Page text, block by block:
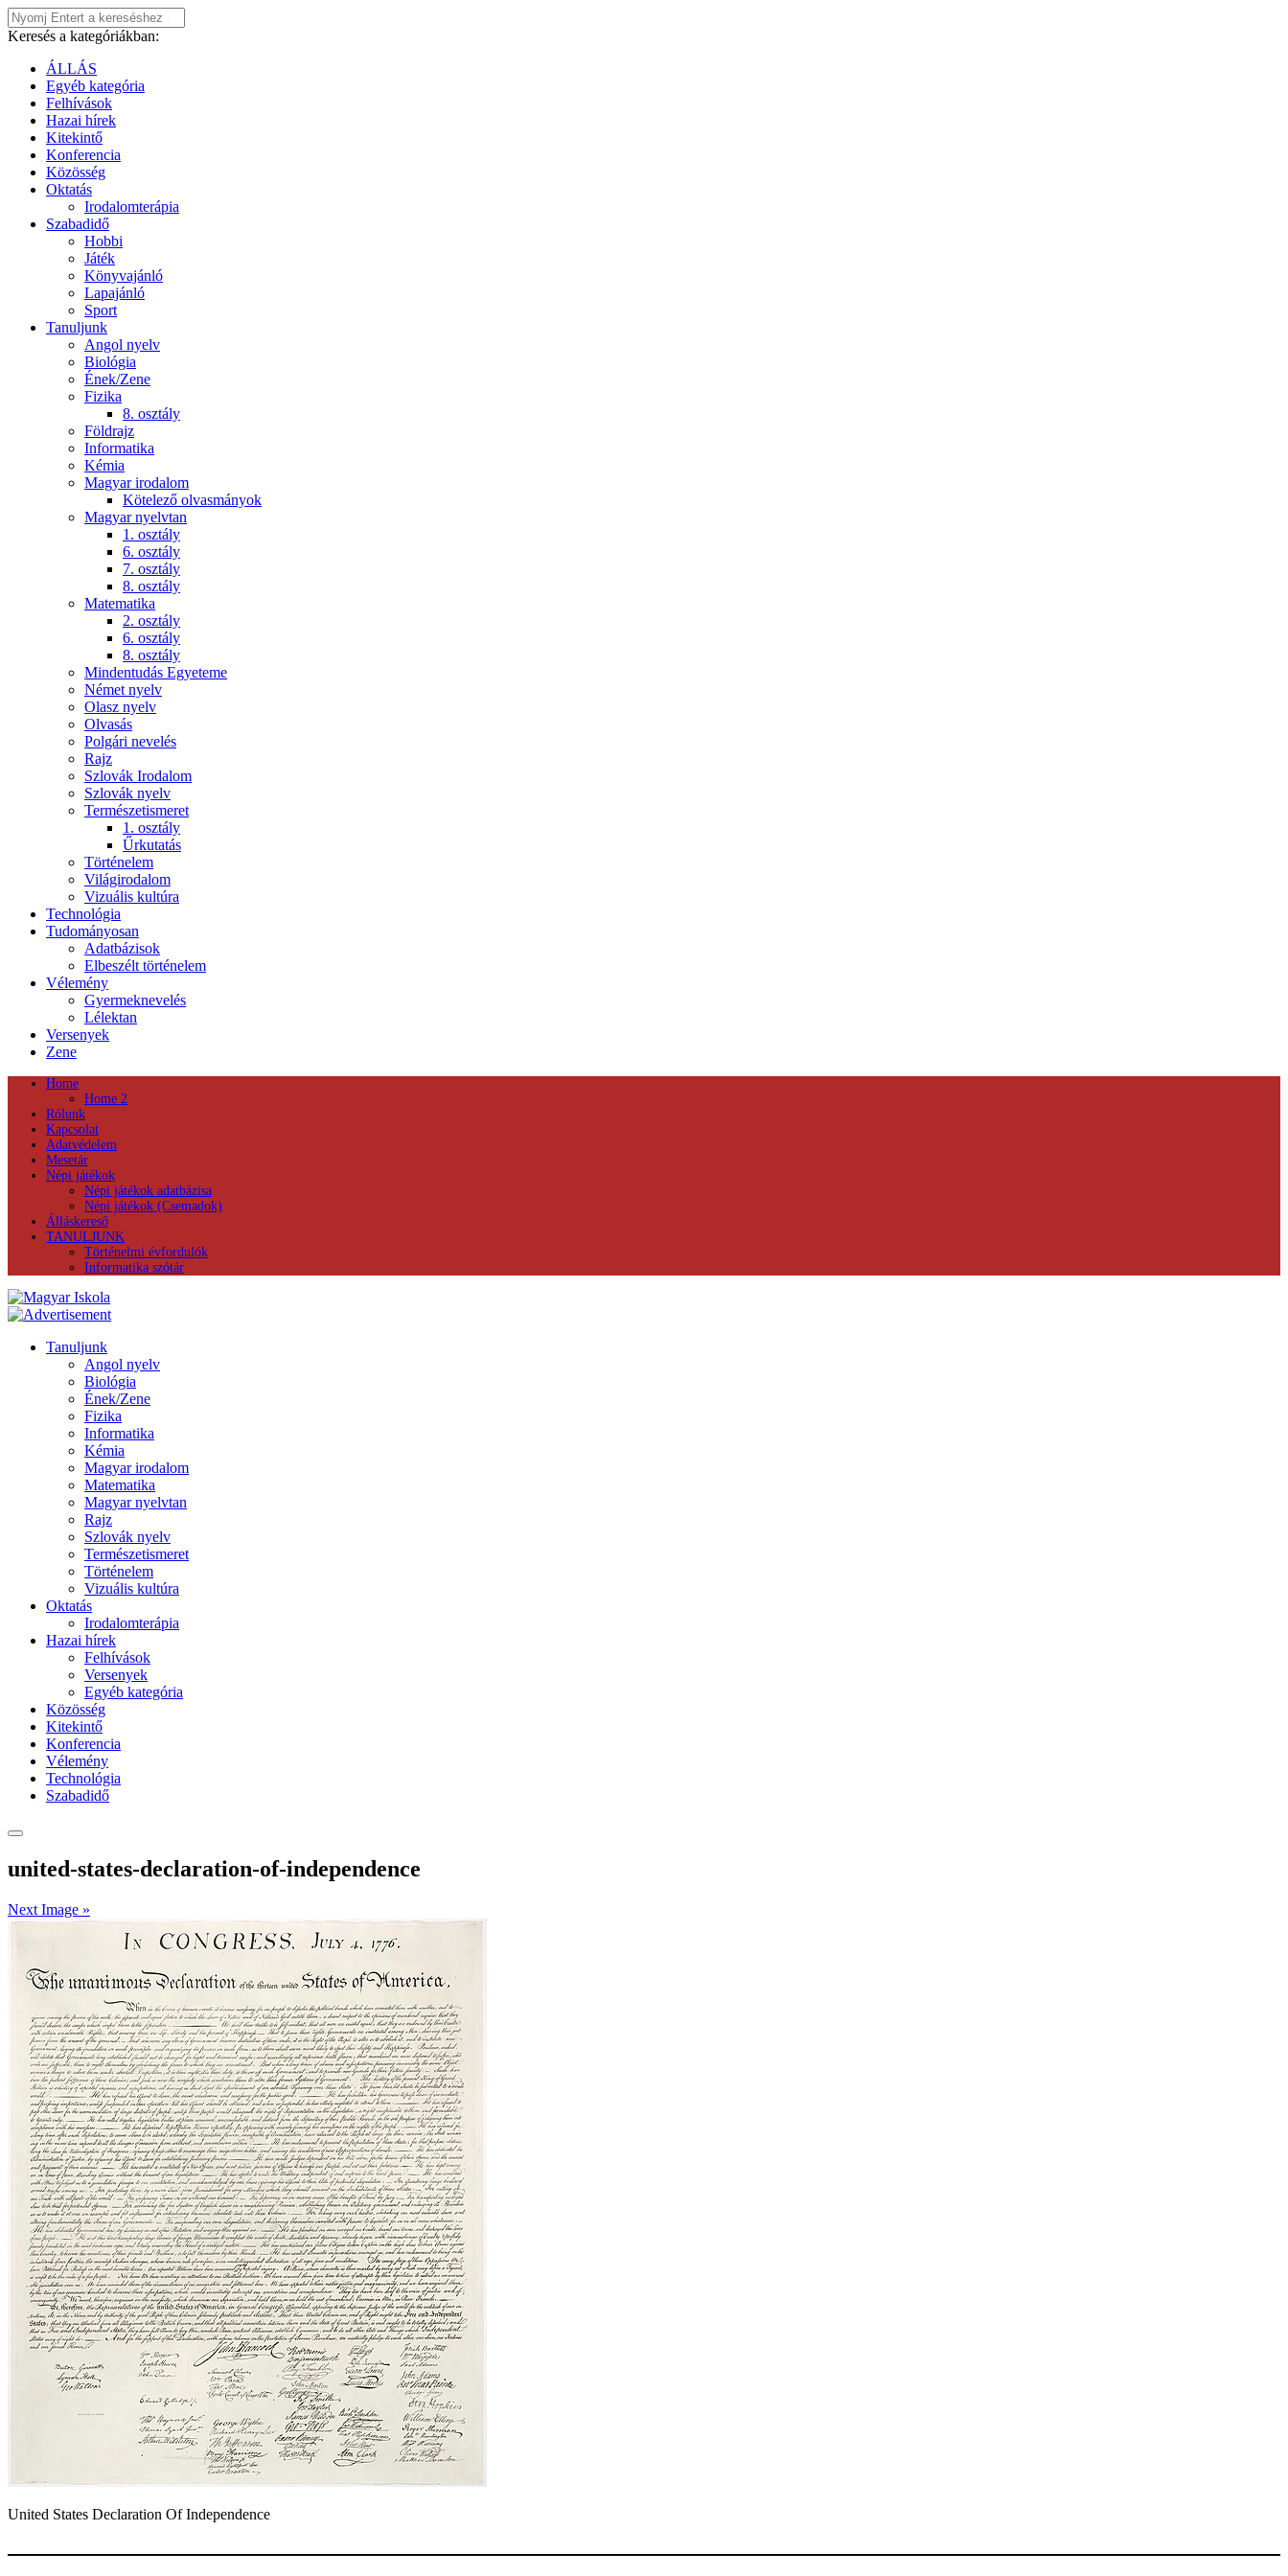
Keresés a kategóriákban:
ÁLLÁS
Egyéb kategória
Felhívások
Hazai hírek
Kitekintő
Konferencia
Közösség
Oktatás
Irodalomterápia
Szabadidő
Hobbi
Játék
Könyvajánló
Lapajánló
Sport
Tanuljunk
Angol nyelv
Biológia
Ének/Zene
Fizika
8. osztály
Földrajz
Informatika
Kémia
Magyar irodalom
Kötelező olvasmányok
Magyar nyelvtan
1. osztály
6. osztály
7. osztály
8. osztály
Matematika
2. osztály
6. osztály
8. osztály
Mindentudás Egyeteme
Német nyelv
Olasz nyelv
Olvasás
Polgári nevelés
Rajz
Szlovák Irodalom
Szlovák nyelv
Természetismeret
1. osztály
Űrkutatás
Történelem
Világirodalom
Vizuális kultúra
Technológia
Tudományosan
Adatbázisok
Elbeszélt történelem
Vélemény
Gyermeknevelés
Lélektan
Versenyek
Zene
Home
Home 2
Rólunk
Kapcsolat
Adatvédelem
Mesetár
Népi játékok
Népi játékok adatbázisa
Népi játékok (Csemadok)
Álláskereső
TANULJUNK
Történelmi évfordulók
Informatika szótár
Tanuljunk
Angol nyelv
Biológia
Ének/Zene
Fizika
Informatika
Kémia
Magyar irodalom
Matematika
Magyar nyelvtan
Rajz
Szlovák nyelv
Természetismeret
Történelem
Vizuális kultúra
Oktatás
Irodalomterápia
Hazai hírek
Felhívások
Versenyek
Egyéb kategória
Közösség
Kitekintő
Konferencia
Vélemény
Technológia
Szabadidő
united-states-declaration-of-independence
Next Image »
United States Declaration Of Independence